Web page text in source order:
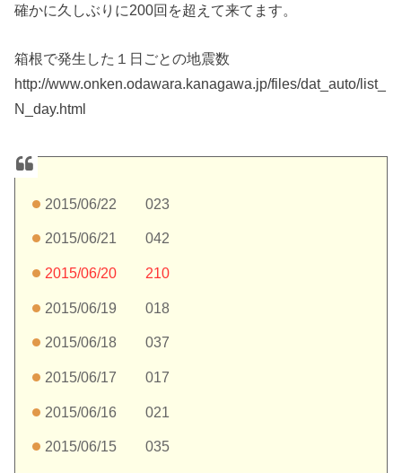
確かに久しぶりに200回を超えて来てます。
箱根で発生した１日ごとの地震数
http://www.onken.odawara.kanagawa.jp/files/dat_auto/list_
N_day.html
2015/06/22 023
2015/06/21 042
2015/06/20 210
2015/06/19 018
2015/06/18 037
2015/06/17 017
2015/06/16 021
2015/06/15 035